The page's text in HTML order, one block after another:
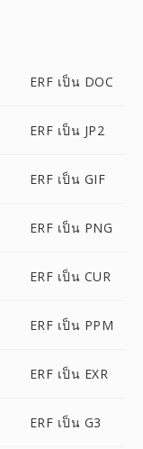
ERF เป็น DOC
ERF เป็น JP2
ERF เป็น GIF
ERF เป็น PNG
ERF เป็น CUR
ERF เป็น PPM
ERF เป็น EXR
ERF เป็น G3